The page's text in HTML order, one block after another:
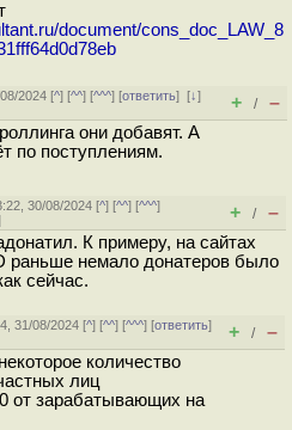
document/cons_doc_LAW_8
2024 [^] [^^] [^^^] [ответить][↓]
+ / –
они добавят. А
по поступлениям.
30/08/2024 [^] [^^] [^^^]
+ / –
К примеру, на сайтах
раньше немало донатеров было
сейчас.
31/08/2024 [^] [^^] [^^^] [ответить]
+ / –
количество
лиц
от зарабатывающих на